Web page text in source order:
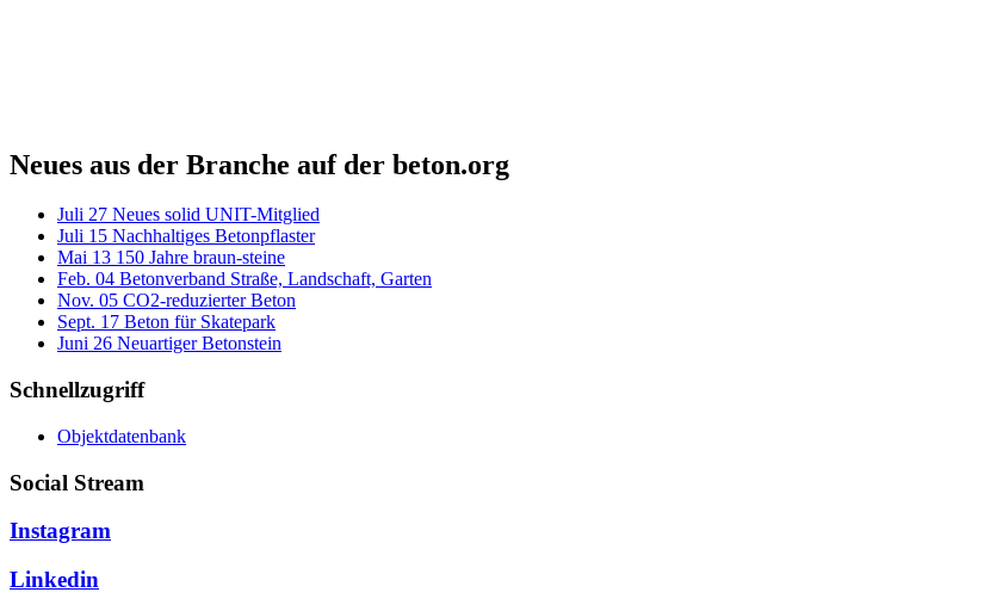
Neues aus der Branche auf der beton.org
Juli 27 Neues solid UNIT-Mitglied
Juli 15 Nachhaltiges Betonpflaster
Mai 13 150 Jahre braun-steine
Feb. 04 Betonverband Straße, Landschaft, Garten
Nov. 05 CO2-reduzierter Beton
Sept. 17 Beton für Skatepark
Juni 26 Neuartiger Betonstein
Schnellzugriff
Objektdatenbank
Social Stream
Instagram
Linkedin